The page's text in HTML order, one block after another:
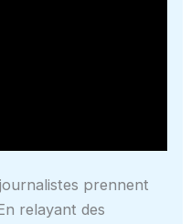
prennent
relayant des